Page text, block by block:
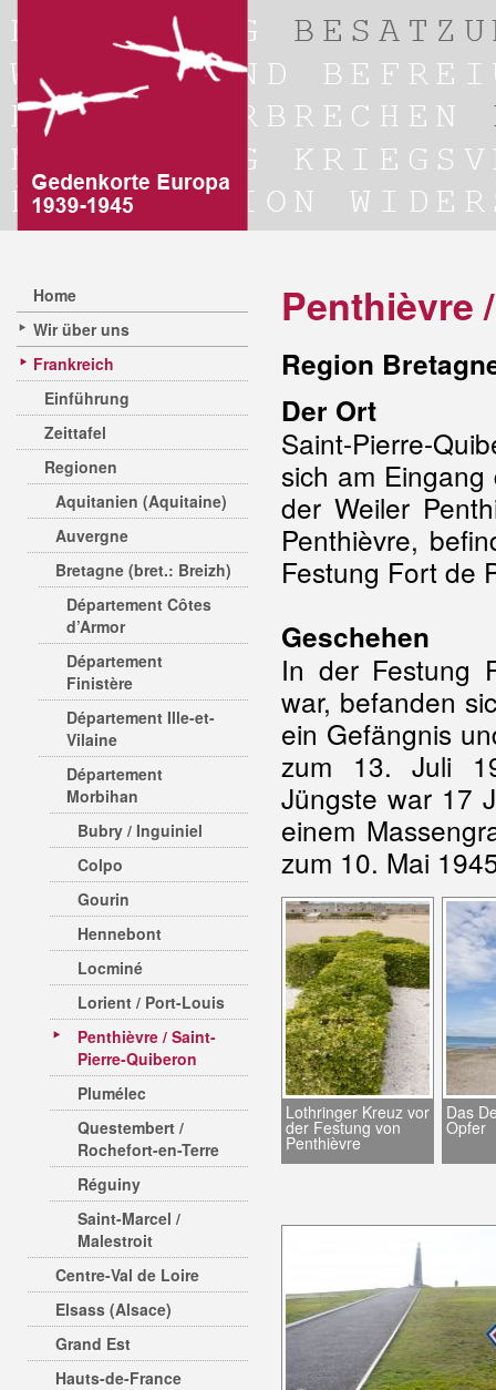
Home
Wir über uns
Frankreich
Einführung
Zeittafel
Regionen
Aquitanien (Aquitaine)
Auvergne
Bretagne (bret.: Breizh)
Département Côtes
d’Armor
Département
Finistère
Département Ille-et-
Vilaine
Département
Morbihan
Bubry / Inguiniel
Colpo
Gourin
Hennebont
Locminé
Lorient / Port-Louis
Penthièvre / Saint-
Pierre-Quiberon
Plumélec
Questembert /
Rochefort-en-Terre
Réguiny
Saint-Marcel /
Malestroit
Centre-Val de Loire
Elsass (Alsace)
Grand Est
Hauts-de-France
Penthièvre
Region
Der Ort
Saint-Pierre-
sich am
der Weiler
Penthièvre,
Festung Fort de
Geschehen
In der Festung
war, befanden
ein Gefängnis
zum 13. Juli
Jüngste war 17
einem
zum 10. Mai
Lothringer Kreuz vor
der Festung von
Penthièvre
Das
Opfer